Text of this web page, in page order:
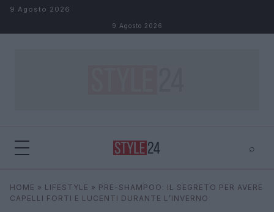
Salta al contenuto
9 Agosto 2026
9 Agosto 2026
⌕
Cerca ⌕ ×
HOME » LIFESTYLE » PRE-SHAMPOO: IL SEGRETO PER AVERE
CAPELLI FORTI E LUCENTI DURANTE L’INVERNO